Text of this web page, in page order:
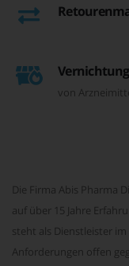
Vernichtung
von
Die Firma Abis Pharma
auf über 15 Jahre
steht als Dienstleister
Anforderungen offen